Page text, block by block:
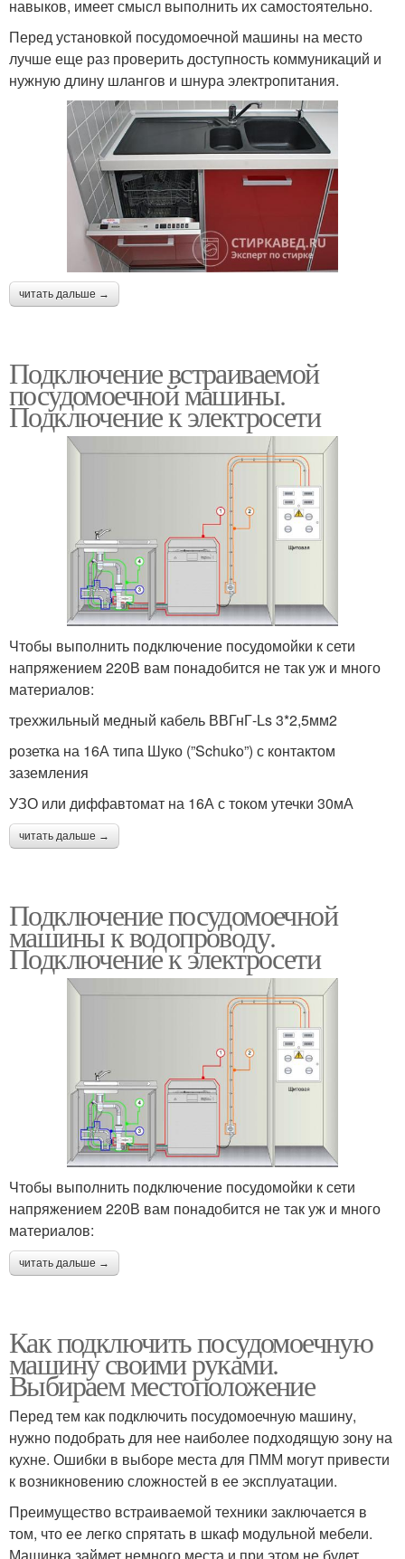
навыков, имеет смысл выполнить их самостоятельно.
Перед установкой посудомоечной машины на место
лучше еще раз проверить доступность коммуникаций и
нужную длину шлангов и шнура электропитания.
читать дальше →
Подключение встраиваемой
посудомоечной машины.
Подключение к электросети
Чтобы выполнить подключение посудомойки к сети
напряжением 220В вам понадобится не так уж и много
материалов:
трехжильный медный кабель ВВГнГ-Ls 3*2,5мм2
розетка на 16А типа Шуко (”Schuko”) с контактом
заземления
УЗО или диффавтомат на 16А с током утечки 30мА
читать дальше →
Подключение посудомоечной
машины к водопроводу.
Подключение к электросети
Чтобы выполнить подключение посудомойки к сети
напряжением 220В вам понадобится не так уж и много
материалов:
читать дальше →
Как подключить посудомоечную
машину своими руками.
Выбираем местоположение
Перед тем как подключить посудомоечную машину,
нужно подобрать для нее наиболее подходящую зону на
кухне. Ошибки в выборе места для ПММ могут привести
к возникновению сложностей в ее эксплуатации.
Преимущество встраиваемой техники заключается в
том, что ее легко спрятать в шкаф модульной мебели.